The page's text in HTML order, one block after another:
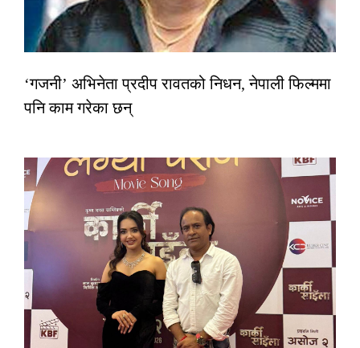
‘गजनी’ अभिनेता प्रदीप रावतको निधन, नेपाली फिल्ममा
पनि काम गरेका छन्